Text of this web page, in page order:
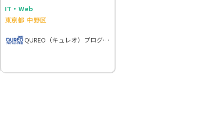
IT・Web
東京都 中野区
QUREO（キュレオ）プログラミング教室